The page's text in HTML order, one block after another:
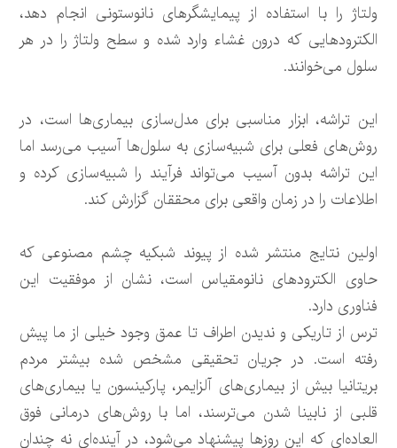
ولتاژ را با استفاده از پیمایشگرهای نانوستونی انجام دهد،
الکترودهایی که درون غشاء وارد شده و سطح ولتاژ را در هر
سلول می‌خوانند.
این تراشه، ابزار مناسبی برای مدل‌سازی بیماری‌ها است، در
روش‌های فعلی برای شبیه‌سازی به سلول‌ها آسیب می‌رسد اما
این تراشه بدون آسیب می‌تواند فرآیند را شبیه‌سازی کرده و
اطلاعات را در زمان واقعی برای محققان گزارش کند.
اولین نتایج منتشر شده از پیوند شبکیه چشم مصنوعی که
حاوی الکترود‌های نانومقیاس است، نشان از موفقیت این
فناوری دارد.
ترس از تاریکی و ندیدن اطراف تا عمق وجود خیلی از ما پیش
رفته است. در جریان تحقیقی مشخص شده بیشتر مردم
بریتانیا بیش از بیماری‌های آلزایمر، پارکینسون یا بیماری‌های
قلبی از نابینا شدن می‌ترسند، اما با روش‌های درمانی فوق
العاده‌ای که این روز‌ها پیشنهاد می‌شود، در آینده‌ای نه چندان